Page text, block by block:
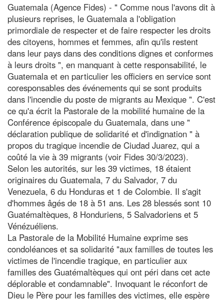
Guatemala (Agence Fides) - " Comme nous l'avons dit à
plusieurs reprises, le Guatemala a l'obligation
primordiale de respecter et de faire respecter les droits
des citoyens, hommes et femmes, afin qu'ils restent
dans leur pays dans des conditions dignes et conformes
à leurs droits ", en manquant à cette responsabilité, le
Guatemala et en particulier les officiers en service sont
coresponsables des événements qui se sont produits
dans l'incendie du poste de migrants au Mexique ". C'est
ce qu'a écrit la Pastorale de la mobilité humaine de la
Conférence épiscopale du Guatemala, dans une "
déclaration publique de solidarité et d'indignation " à
propos du tragique incendie de Ciudad Juarez, qui a
coûté la vie à 39 migrants (voir Fides 30/3/2023).
Selon les autorités, sur les 39 victimes, 18 étaient
originaires du Guatemala, 7 du Salvador, 7 du
Venezuela, 6 du Honduras et 1 de Colombie. Il s'agit
d'hommes âgés de 18 à 51 ans. Les 28 blessés sont 10
Guatémaltèques, 8 Honduriens, 5 Salvadoriens et 5
Vénézuéliens.
La Pastorale de la Mobilité Humaine exprime ses
condoléances et sa solidarité "aux familles de toutes les
victimes de l'incendie tragique, en particulier aux
familles des Guatémaltèques qui ont péri dans cet acte
déplorable et condamnable". Invoquant le réconfort de
Dieu le Père pour les familles des victimes, elle espère